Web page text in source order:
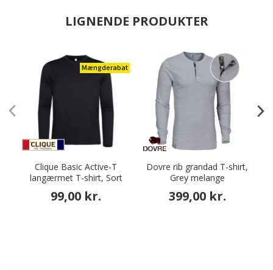
LIGNENDE PRODUKTER
Mængderabat
Clique Basic Active-T
langærmet T-shirt, Sort
99,00 kr.
Dovre rib grandad T-shirt,
Grey melange
399,00 kr.